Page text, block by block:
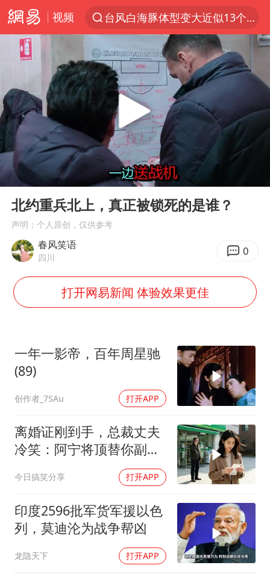
视频
台风白海豚体型变大近似13个浙江面积
夜幕落下 运动上场
泰交通部副部长回应中国人遭歧视手势
改名后的“青海拉面”店
段绚竞因公牺牲 年仅44岁
女子开一天一夜空调后二氧化碳中毒
男子结婚8年3个女儿均非亲生
“空调24小时开着更省电”不实
“不建议大家买深色蛋糕”
台风白海豚逼近 暴雨大暴雨来袭
97岁英国奶奶飞上天再破吉尼斯纪录
“中国蔬菜之乡”最高温达41.8℃
如何把百年大党建设得更加坚强有力？
Play
00:00
北约重兵北上，真正被锁死的是谁？
声明：个人原创，仅供参考
春风笑语
四川 0
打开网易新闻 体验效果更佳
一年一影帝，百年周星驰
(89)
创作者_7SAu 打开APP
离婚证刚到手，总裁丈夫
冷笑：阿宁将顶替你副总
今日搞笑分享 打开APP
印度2596批军货军援以色
列，莫迪沦为战争帮凶
龙隐天下 打开APP